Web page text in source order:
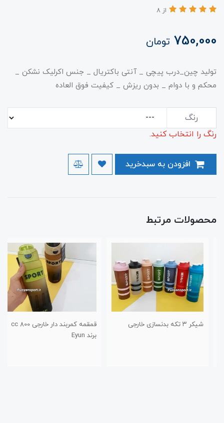
از 8
750,000 تومان
تولید چین_درب پیچی _ آنتی باکتریال _ جنس اکرلیک نشکن _
محکم و با دوام _ بدون ریزش _ کیفیت فوق العاده
رنگ
رنگ را انتخاب کنید.
محصولات مرتبط
شیکر ۳ تکه بدنسازی خارجی
قمقمه کمربند دار خارجی 800 cc
برند Eyun